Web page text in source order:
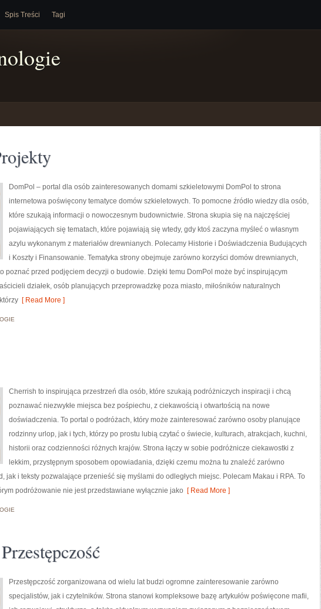
Spis Treści Tagi
DomPol – portal dla osób zainteresowanych domami szkieletowymi DomPol to strona
internetowa poświęcony tematyce domów szkieletowych. To pomocne źródło wiedzy dla osób,
które szukają informacji o nowoczesnym budownictwie. Strona skupia się na najczęściej
pojawiających się tematach, które pojawiają się wtedy, gdy ktoś zaczyna myśleć o własnym
azylu wykonanym z materiałów drewnianych. Polecamy Historie i Doświadczenia Budujących
i Koszty i Finansowanie. Tematyka strony obejmuje zarówno korzyści domów drewnianych,
poznać przed podjęciem decyzji o budowie. Dzięki temu DomPol może być inspirującym
działek, osób planujących przeprowadzkę poza miasto, miłośników naturalnych
[ Read More ]
Cherrish to inspirująca przestrzeń dla osób, które szukają podróżniczych inspiracji i chcą
poznawać niezwykłe miejsca bez pośpiechu, z ciekawością i otwartością na nowe
doświadczenia. To portal o podróżach, który może zainteresować zarówno osoby planujące
rodzinny urlop, jak i tych, którzy po prostu lubią czytać o świecie, kulturach, atrakcjach, kuchni,
historii oraz codzienności różnych krajów. Strona łączy w sobie podróżnicze ciekawostki z
lekkim, przystępnym sposobem opowiadania, dzięki czemu można tu znaleźć zarówno
jak i teksty pozwalające przenieść się myślami do odległych miejsc. Polecam Makau i RPA. To
podróżowanie nie jest przedstawiane wyłącznie jako [ Read More ]
Przestępczość zorganizowana od wielu lat budzi ogromne zainteresowanie zarówno
specjalistów, jak i czytelników. Strona stanowi kompleksowe bazę artykułów poświęcone mafii,